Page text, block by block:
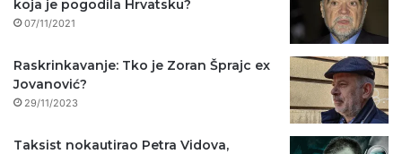
koja je pogodila Hrvatsku?
07/11/2021
Raskrinkavanje: Tko je Zoran Šprajc ex
Jovanović?
29/11/2023
Taksist nokautirao Petra Vidova,